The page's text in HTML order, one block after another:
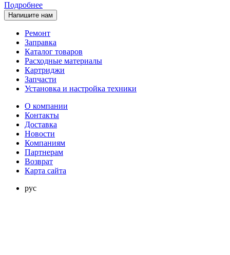
Подробнее
Напишите нам
Ремонт
Заправка
Каталог товаров
Расходные материалы
Картриджи
Запчасти
Установка и настройка техники
О компании
Контакты
Доставка
Новости
Компаниям
Партнерам
Возврат
Карта сайта
рус